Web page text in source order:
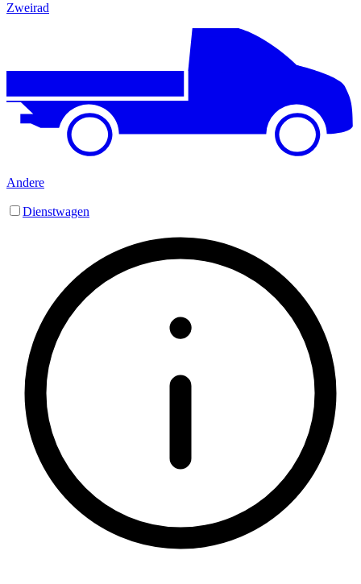
Zweirad
Andere
Dienstwagen